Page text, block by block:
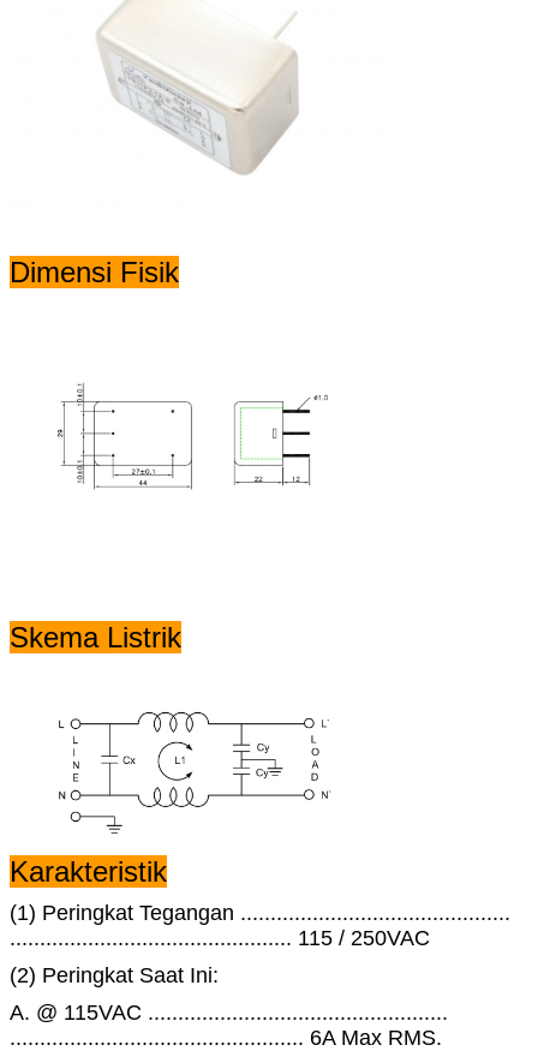
Dimensi Fisik
Skema Listrik
Karakteristik
(1) Peringkat Tegangan .............................................
............................................... 115 / 250VAC
(2) Peringkat Saat Ini:
A. @ 115VAC ..................................................
................................................. 6A Max RMS.